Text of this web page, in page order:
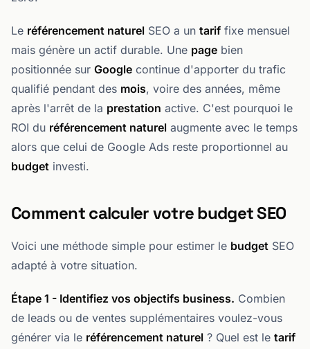
Le référencement naturel SEO a un tarif fixe mensuel
mais génère un actif durable. Une page bien
positionnée sur Google continue d'apporter du trafic
qualifié pendant des mois, voire des années, même
après l'arrêt de la prestation active. C'est pourquoi le
ROI du référencement naturel augmente avec le temps
alors que celui de Google Ads reste proportionnel au
budget investi.
Comment calculer votre budget SEO
Voici une méthode simple pour estimer le budget SEO
adapté à votre situation.
Étape 1 - Identifiez vos objectifs business. Combien
de leads ou de ventes supplémentaires voulez-vous
générer via le référencement naturel ? Quel est le tarif